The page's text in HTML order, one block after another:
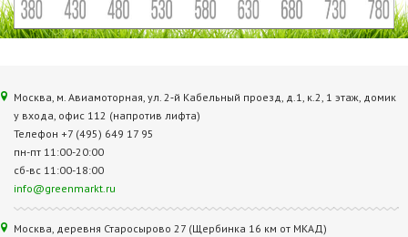
Москва, м. Авиамоторная, ул. 2‑й Кабельный проезд, д.1, к.2, 1 этаж, домик
у входа, офис 112 (напротив лифта)
Телефон +7 (495) 649 17 95
пн-пт 11:00-20:00
сб-вс 11:00-18:00
info@greenmarkt.ru
Москва, деревня Старосырово 27 (Щербинка 16 км от МКАД)